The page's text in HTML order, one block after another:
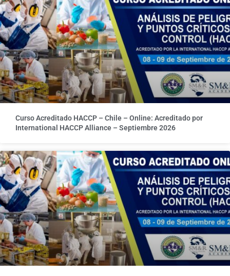
Curso Acreditado HACCP – Chile – Online: Acreditado por
International HACCP Alliance – Septiembre 2026